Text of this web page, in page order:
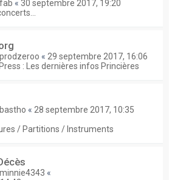
fab « 30 septembre 2017, 19:20
prodzeroo « 29 septembre 2017, 16:06
: Les dernières infos Princières
bastho « 28 septembre 2017, 10:35
/ Partitions / Instruments
minnie4343 «